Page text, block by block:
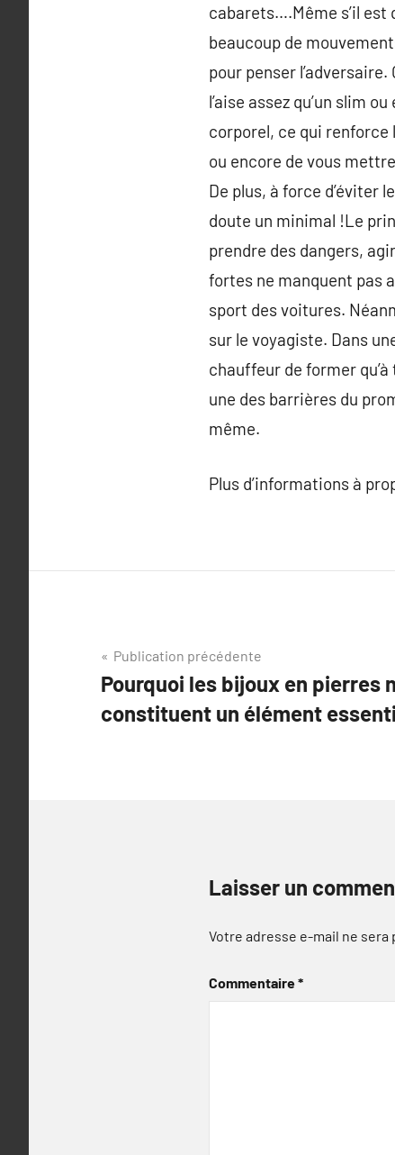
cabarets….Même s’il est
beaucoup de
pour penser
l’aise assez qu’un slim
corporel, ce qui renforce
ou encore de vous
De plus, à force d’éviter
doute un minimal !Le
prendre des dangers,
fortes ne manquent pas
sport des voitures.
sur le voyagiste. Dans
chauffeur de former
une des barrières du
même.
Plus d’informations à
Navigation
de
l’article
Publication précédente
Pourquoi les bijoux en pierres
constituent un élément
Laisser un
Votre adresse e-mail ne sera
Commentaire*